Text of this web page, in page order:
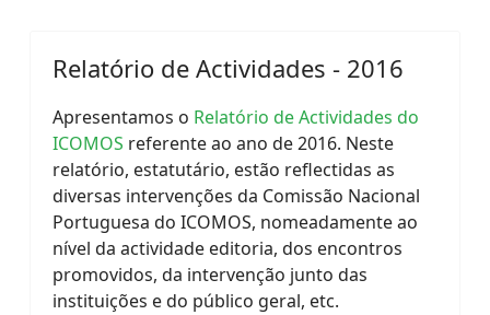
Relatório de Actividades - 2016
Apresentamos o Relatório de Actividades do
ICOMOS referente ao ano de 2016. Neste
relatório, estatutário, estão reflectidas as
diversas intervenções da Comissão Nacional
Portuguesa do ICOMOS, nomeadamente ao
nível da actividade editoria, dos encontros
promovidos, da intervenção junto das
instituições e do público geral, etc.